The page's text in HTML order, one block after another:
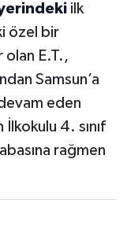
ilk
özel bir
olan E.T.,
Samsun’a
eden
4. sınıf
rağmen